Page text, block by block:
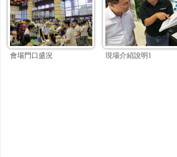
會場門口盛況 現場介紹說明1